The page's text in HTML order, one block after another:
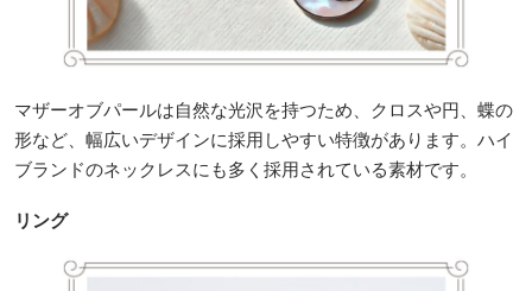
マザーオブパールは自然な光沢を持つため、クロスや円、蝶の
形など、幅広いデザインに採用しやすい特徴があります。ハイ
ブランドのネックレスにも多く採用されている素材です。
リング